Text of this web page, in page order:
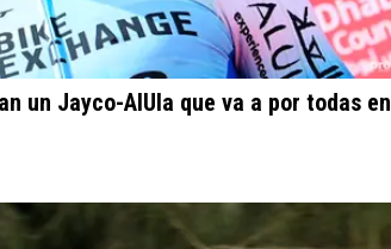
un Jayco-AlUla que va a por todas en